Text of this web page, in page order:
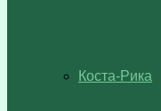
Коста-Рика